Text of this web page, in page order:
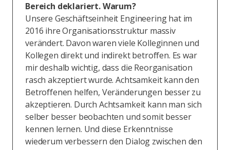
Bereich deklariert. Warum?
Unsere Geschäftseinheit Engineering hat im
2016 ihre Organisationsstruktur massiv
verändert. Davon waren viele Kolleginnen und
Kollegen direkt und indirekt betroffen. Es war
mir deshalb wichtig, dass die Reorganisation
rasch akzeptiert wurde. Achtsamkeit kann den
Betroffenen helfen, Veränderungen besser zu
akzeptieren. Durch Achtsamkeit kann man sich
selber besser beobachten und somit besser
kennen lernen. Und diese Erkenntnisse
wiederum verbessern den Dialog zwischen den